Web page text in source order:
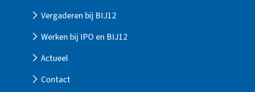
Vergaderen bij BIJ12
Werken bij IPO en BIJ12
Actueel
Contact